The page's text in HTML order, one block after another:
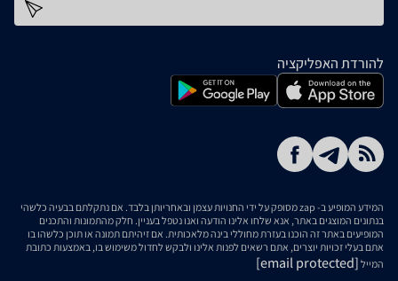
להורדת האפליקציה
המידע המופיע ב- zap מסופק על ידי החנויות עצמן ובאחריותן בלבד. אם נתקלתם בבעיה כלשהי
בנתונים המוצגים באתר, אנא שלחו אלינו הודעה ואנו נטפל בעניין. חלק מהתמונות והתכנים
המופיעים באתר זה הוכנו בעזרת מחוללי בינה מלאכותית. אם זיהיתם תמונה או תוכן כלשהו בו
אתם בעלי זכויות יוצרים, אתם רשאים לפנות אלינו ולבקש לחדול משימוש בו, באמצעות כתובת
המייל [email protected]